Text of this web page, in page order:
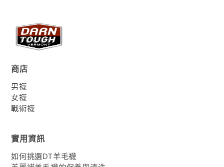
商店
男襪
女襪
戰術襪
實用資訊
如何挑選DT羊毛襪